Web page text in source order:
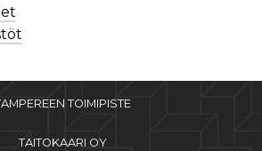
TOIMIPISTE
TAITOKAARI OY